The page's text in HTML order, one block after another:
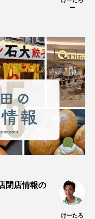
ー
閉店情報の
けーたろ